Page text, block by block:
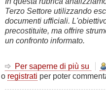
Terzo Settore utilizzando
documenti ufficiali.
precostituite, ma offrire
un confronto informato.
Per saperne di più su
nel
o registrati per poter